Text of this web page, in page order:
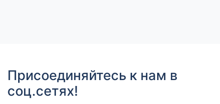
Присоединяйтесь к нам в
соц.сетях!